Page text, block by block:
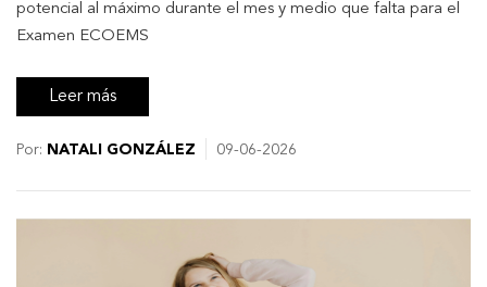
potencial al máximo durante el mes y medio que falta para el
Examen ECOEMS
Leer más
Por: NATALI GONZÁLEZ 09-06-2026